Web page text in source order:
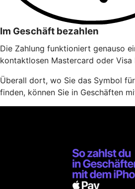
Im Geschäft bezahlen
Die Zahlung funktioniert genauso
kontaktlosen Mastercard oder Visa
Überall dort, wo Sie das Symbol
finden, können Sie in Geschäften